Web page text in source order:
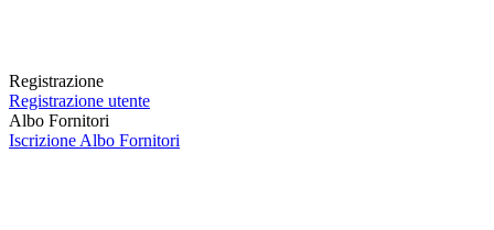
Registrazione
Registrazione utente
Albo Fornitori
Iscrizione Albo Fornitori